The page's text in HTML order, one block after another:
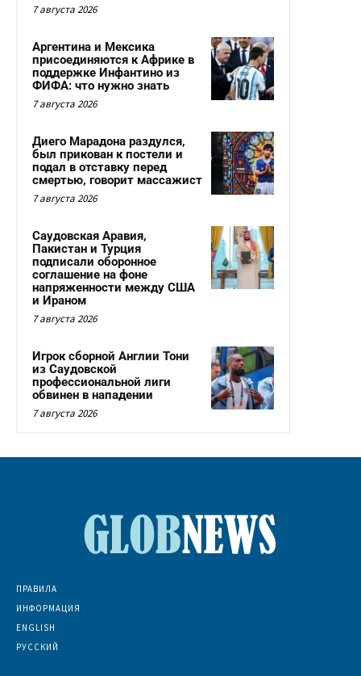
7 августа 2026
Аргентина и Мексика
присоединяются к Африке в
поддержке Инфантино из
ФИФА: что нужно знать
7 августа 2026
Диего Марадона раздулся,
был прикован к постели и
подал в отставку перед
смертью, говорит массажист
7 августа 2026
Саудовская Аравия,
Пакистан и Турция
подписали оборонное
соглашение на фоне
напряженности между США
и Ираном
7 августа 2026
Игрок сборной Англии Тони
из Саудовской
профессиональной лиги
обвинен в нападении
7 августа 2026
ПРАВИЛА
ИНФОРМАЦИЯ
ENGLISH
РУССКИЙ